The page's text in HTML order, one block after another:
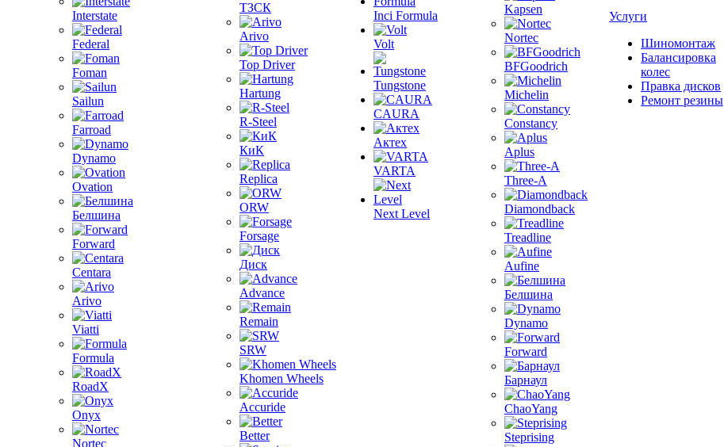
Interstate
Federal
Foman
Sailun
Farroad
Dynamo
Ovation
Белшина
Forward
Centara
Arivo
Viatti
Formula
RoadX
Onyx
Nortec
ТЗСК
Arivo
Top Driver
Hartung
R-Steel
КиК
Replica
ORW
Forsage
Диск
Advance
Remain
SRW
Khomen Wheels
Accuride
Better
Inci Formula
Volt
Tungstone
CAURA
Актех
VARTA
Next Level
Kapsen
Nortec
BFGoodrich
Michelin
Constancy
Aplus
Three-A
Diamondback
Treadline
Aufine
Белшина
Dynamo
Forward
Барнаул
ChaoYang
Steprising
Услуги
Шиномонтаж
Балансировка
колес
Правка дисков
Ремонт резины